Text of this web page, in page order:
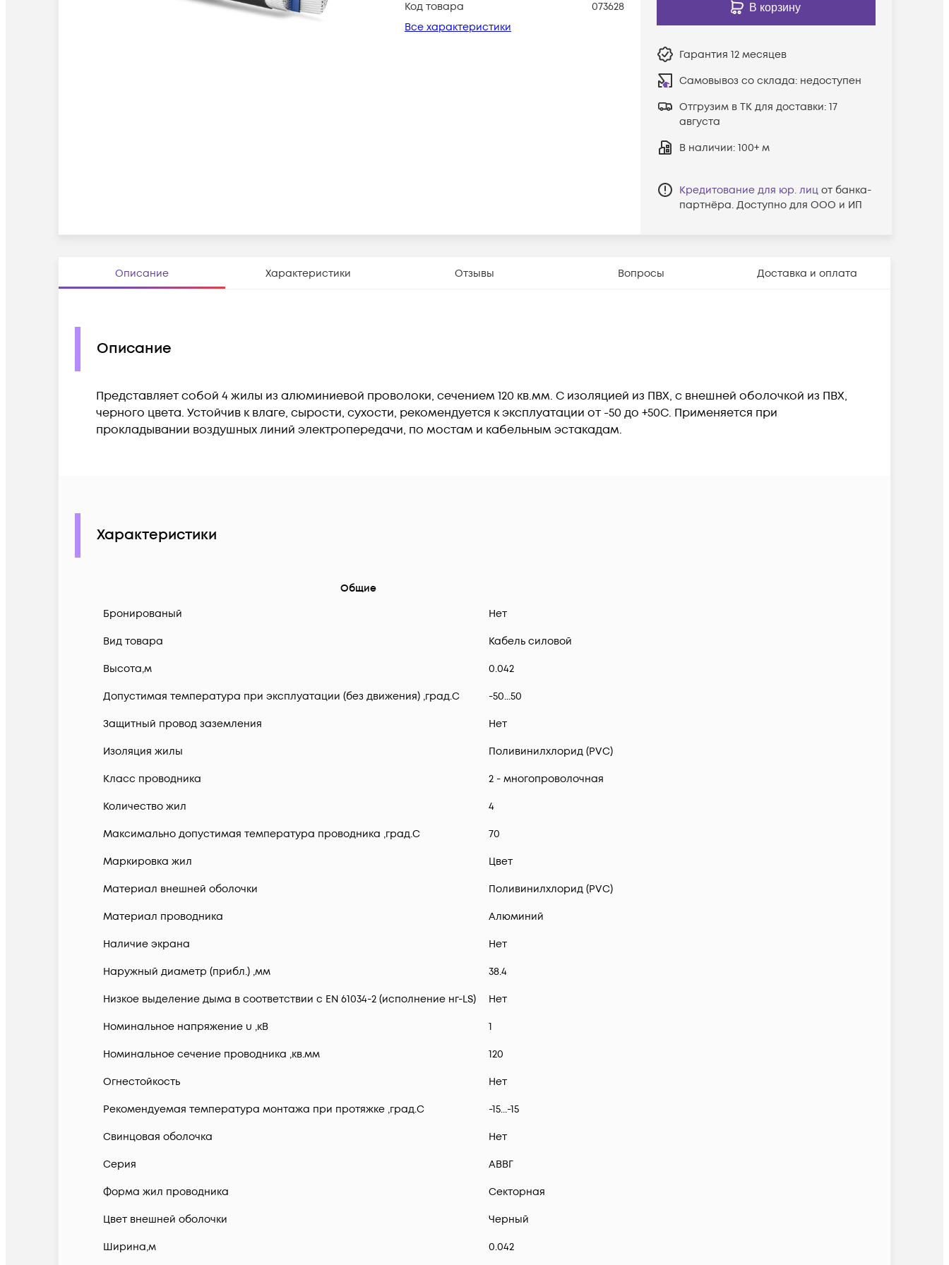
Код товара
073628
Все характеристики
В корзину
Гарантия 12 месяцев
Самовывоз со склада: недоступен
Отгрузим в ТК для доставки: 17
августа
В наличии: 100+ м
Кредитование для юр. лиц от банка-
партнёра. Доступно для ООО и ИП
Описание Характеристики Отзывы Вопросы Доставка и оплата
Описание
Представляет собой 4 жилы из алюминиевой проволоки, сечением 120 кв.мм. С изоляцией из ПВХ, с внешней оболочкой из ПВХ,
черного цвета. Устойчив к влаге, сырости, сухости, рекомендуется к эксплуатации от -50 до +50С. Применяется при
прокладывании воздушных линий электропередачи, по мостам и кабельным эстакадам.
Характеристики
Общие
Бронированый
Нет
Вид товара Кабель силовой
Высота,м 0.042
Допустимая температура при эксплуатации (без движения) ,град.C -50...50
Защитный провод заземления Нет
Изоляция жилы Поливинилхлорид (PVC)
Класс проводника 2 - многопроволочная
Количество жил 4
Максимально допустимая температура проводника ,град.C 70
Маркировка жил Цвет
Материал внешней оболочки Поливинилхлорид (PVC)
Материал проводника Алюминий
Наличие экрана Нет
Наружный диаметр (прибл.) ,мм 38.4
Низкое выделение дыма в соответствии с EN 61034-2 (исполнение нг-LS) Нет
Номинальное напряжение u ,кВ 1
Номинальное сечение проводника ,кв.мм 120
Огнестойкость Нет
Рекомендуемая температура монтажа при протяжке ,град.C -15...-15
Свинцовая оболочка Нет
Серия АВВГ
Форма жил проводника Секторная
Цвет внешней оболочки Черный
Ширина,м 0.042